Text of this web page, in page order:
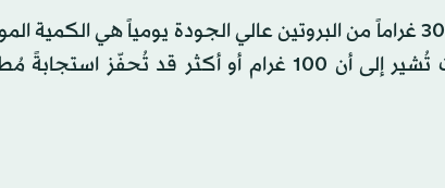
وحسب موقع «هيلث لاين» العلمي، تُشير الأبحاث إلى أن 20 إلى 30 غراماً من البروتين عالي الجودة يومياً هي
في المتوسط لمعظم الأشخاص الأصحاء، مع أن بعض البيانات تُشير إلى أن 100 غرام أو أكثر قد